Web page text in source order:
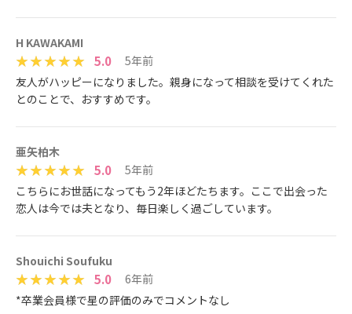
H KAWAKAMI
5.0
5年前
友人がハッピーになりました。親身になって相談を受けてくれた
とのことで、おすすめです。
亜矢柏木
5.0
5年前
こちらにお世話になってもう2年ほどたちます。ここで出会った
恋人は今では夫となり、毎日楽しく過ごしています。
Shouichi Soufuku
5.0
6年前
*卒業会員様で星の評価のみでコメントなし